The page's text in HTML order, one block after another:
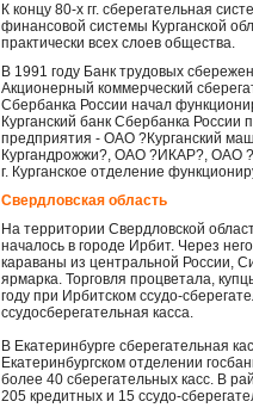
К концу 80-х гг. сберегательная
финансовой системы Курганской
практически всех слоев общества.
В 1991 году Банк трудовых
Акционерный коммерческий
Сбербанка России начал
Курганский банк Сбербанка
предприятия - ОАО ?Курганский
Кургандрожжи?, ОАО ?ИКАР?, ОАО
г. Курганское отделение
Свердловская область
На территории Свердловской
началось в городе Ирбит. Через
караваны из центральной России,
ярмарка. Торговля процветала,
году при Ирбитском ссудо-
ссудосберегательная касса.
В Екатеринбурге сберегательная
Екатеринбургском отделении
более 40 сберегательных касс. В
205 кредитных и 15 ссудо-